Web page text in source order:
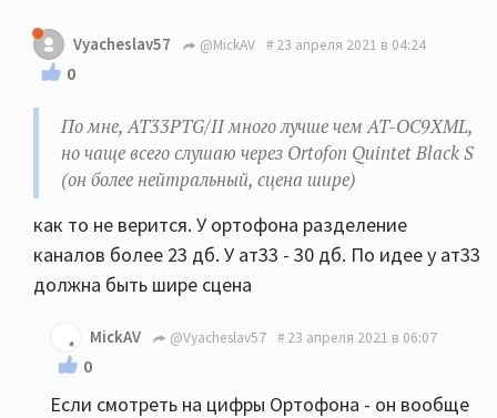
Vyacheslav57 @MickAV 23 апреля 2021 в 04:24
0
По мне, AT33PTG/II много лучше чем AT-OC9XML,
но чаще всего слушаю через Ortofon Quintet Black S
(он более нейтральный, сцена шире)
как то не верится. У ортофона разделение
каналов более 23 дб. У ат33 - 30 дб. По идее у ат33
должна быть шире сцена
MickAV @Vyacheslav57 23 апреля 2021 в 06:07
0
Если смотреть на цифры Ортофона - он вообще